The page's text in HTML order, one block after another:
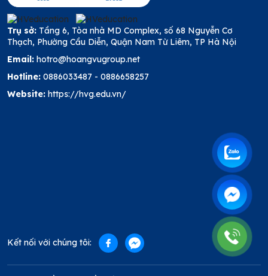
Trụ sở: Tầng 6, Tòa nhà MD Complex, số 68 Nguyễn Cơ
Thạch, Phường Cầu Diễn, Quận Nam Từ Liêm, TP Hà Nội
Email: hotro@hoangvugroup.net
Hotline: 0886033487 - 0886658257
Website: https://hvg.edu.vn/
Kết nối với chúng tôi: